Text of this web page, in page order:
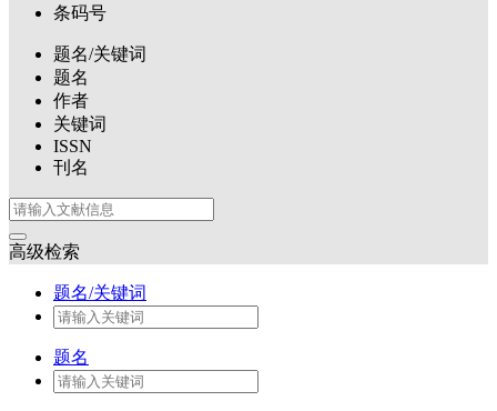
条码号
题名/关键词
题名
作者
关键词
ISSN
刊名
高级检索
题名/关键词
题名